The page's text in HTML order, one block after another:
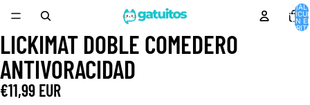
TOTAL
EN
ABRIR
IMAGEN
A
PANTALLA
COMPLETA
LICKIMAT DOBLE COMEDERO
ANTIVORACIDAD
€11,99 EUR